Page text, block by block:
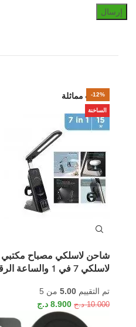
منتجات مماثلة
-11%
لاسلكي 7 في 1 والساعة الرقمية. ساعة ذكية/ساعة متصلة
تم التقييم 5.00من 5
10.000 د.ج 8.900 د.ج
-20%
-20%
-30%
الساخنة
-44%
الساخنة
-12%
الساخنة